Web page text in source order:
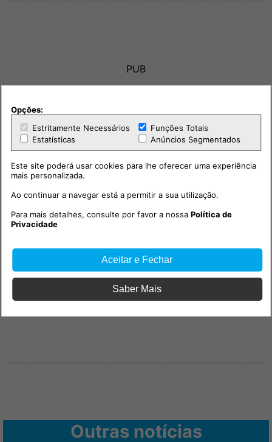
PUB
Outras notícias
Opções:
Estritamente Necessários
Funções Totais
Estatísticas
Anúncios Segmentados
Este site poderá usar cookies para lhe oferecer uma experiência
mais personalizada.
Ao continuar a navegar está a permitir a sua utilização.
Para mais detalhes, consulte por favor a nossaPolítica de
Privacidade
Aceitar e Fechar
Saber Mais